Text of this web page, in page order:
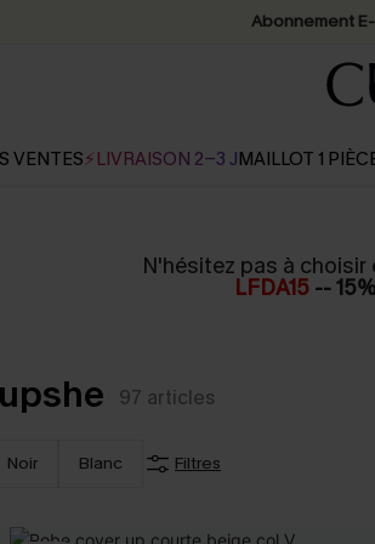
Abonnement
VENTES⚡LIVRAISON 2-3 JMAILLOT 1
N'hésitez pas à choisir
LFDA15 --
97 articles
Noir Blanc Filtres